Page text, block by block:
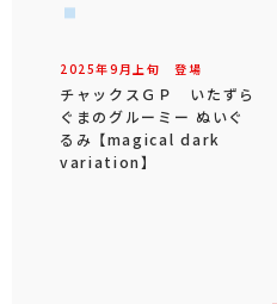
2025年9 月 上旬 登場
チャックスＧＰ いたずら
ぐまのグルーミー ぬいぐ
るみ 【magical dark
variation】